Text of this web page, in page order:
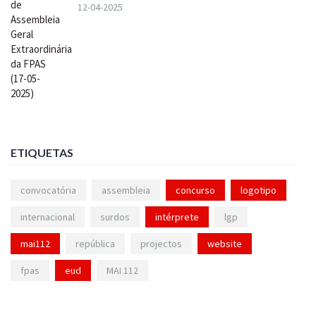
12-04-2025
ETIQUETAS
convocatória assembleia concurso logotipo
internacional surdos intérprete lgp
mai112 república projectos website
fpas eud MAI 112